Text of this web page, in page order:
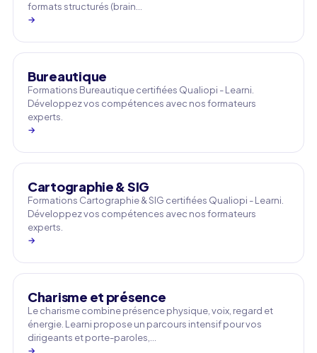
formats structurés (brain…
→
Bureautique
Formations Bureautique certifiées Qualiopi - Learni.
Développez vos compétences avec nos formateurs
experts.
→
Cartographie & SIG
Formations Cartographie & SIG certifiées Qualiopi - Learni.
Développez vos compétences avec nos formateurs
experts.
→
Charisme et présence
Le charisme combine présence physique, voix, regard et
énergie. Learni propose un parcours intensif pour vos
dirigeants et porte-paroles,…
→